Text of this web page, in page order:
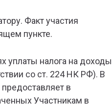
Факт участия
пункте.
уплаты налога на доходы
со ст. 224 НК РФ). В
в
Участникам в